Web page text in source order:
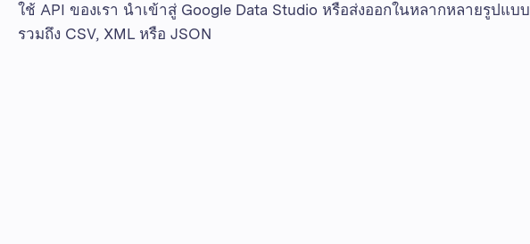
ใช้ API ของเรา นำเข้าสู่ Google Data Studio หรือส่งออกในหลากหลายรูปแบบ
รวมถึง CSV, XML หรือ JSON